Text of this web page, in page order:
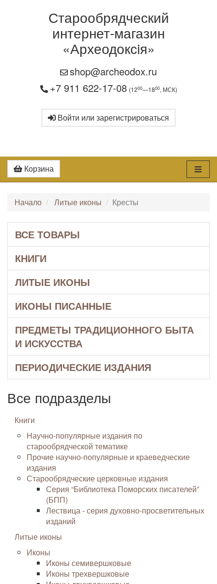
Старообрядческий
интернет-магазин
«Археодоксiя»
shop@archeodox.ru
+7 911 622-17-08 (1200—1800, МСК)
Войти или зарегистрироваться
Корзина
Начало Литые иконы Кресты
ВСЕ ТОВАРЫ
КНИГИ
ЛИТЫЕ ИКОНЫ
ИКОНЫ ПИСАННЫЕ
ПРЕДМЕТЫ ТРАДИЦИОННОГО БЫТА
И ИСКУССТВА
ПЕРИОДИЧЕСКИЕ ИЗДАНИЯ
Все подразделы
Книги
Научно-популярные издания по
старообрядческой тематике
Прочие научно-популярные и краеведческие
издания
Старообрядческие церковные издания
Серия “Библиотека Поморских писателей”
(БПП)
Лествица - серия духовно-просветительных
изданий
Литые иконы
Иконы
Иконы семивершковые
Иконы трехвершковые